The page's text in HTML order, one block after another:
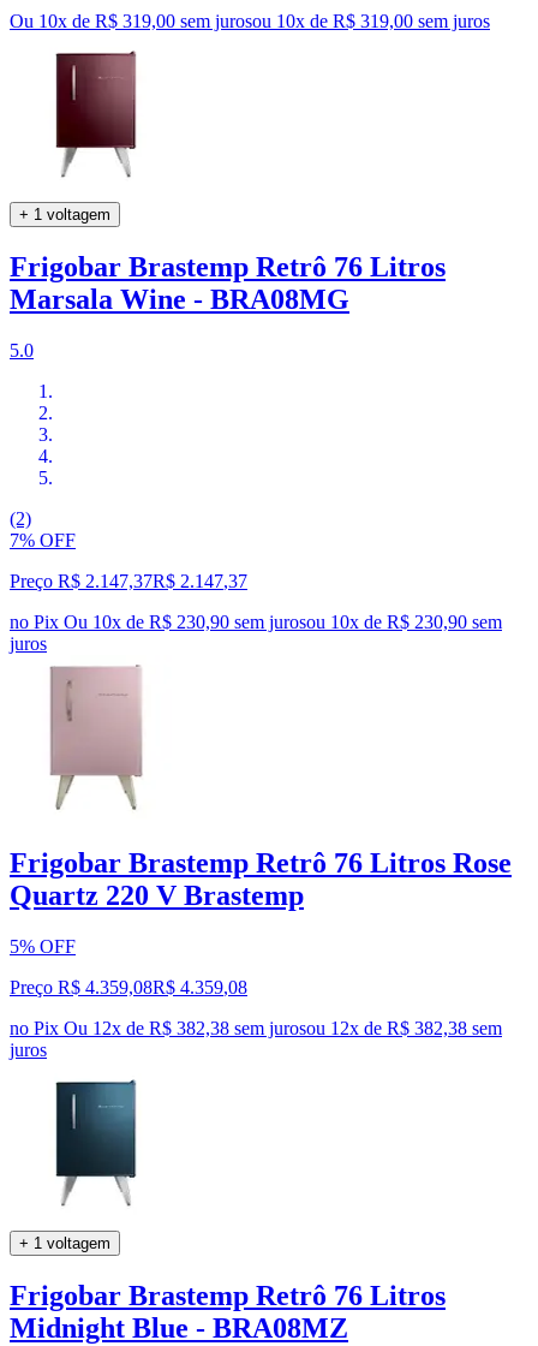
Ou 10x de R$ 319,00 sem jurosou 10x de R$ 319,00 sem juros
+ 1 voltagem
Frigobar Brastemp Retrô 76 Litros
Marsala Wine - BRA08MG
5.0
(2)
7% OFF
Preço R$ 2.147,37R$ 2.147,37
no Pix Ou 10x de R$ 230,90 sem jurosou 10x de R$ 230,90 sem
juros
Frigobar Brastemp Retrô 76 Litros Rose
Quartz 220 V Brastemp
5% OFF
Preço R$ 4.359,08R$ 4.359,08
no Pix Ou 12x de R$ 382,38 sem jurosou 12x de R$ 382,38 sem
juros
+ 1 voltagem
Frigobar Brastemp Retrô 76 Litros
Midnight Blue - BRA08MZ